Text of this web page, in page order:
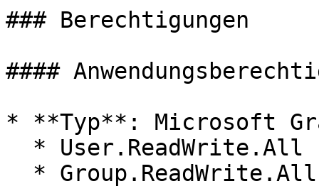
### Berechtigungen
####
* **Typ**: Microsoft